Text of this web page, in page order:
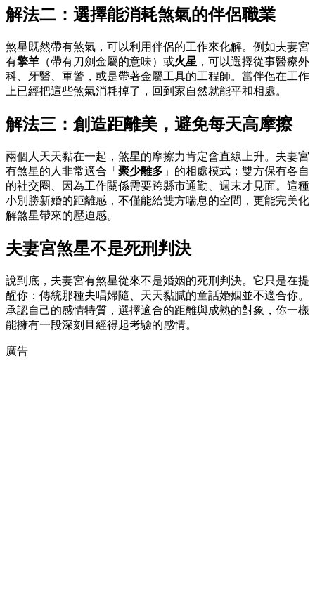
解法二：選擇能消耗煞氣的伴侶職業
煞星既然帶有煞氣，可以利用伴侶的工作來化解。例如夫妻宮
有擎羊 （帶有刀劍金屬的意味）或火星 ，可以選擇從事醫療外
科、牙醫、軍警，或是帶著金屬工具的工程師。當伴侶在工作
上已經把這些煞氣消耗掉了，回到家自然就能平和相處。
解法三：創造距離美，避免每天高摩擦
兩個人天天黏在一起，煞星的摩擦力肯定會直線上升。夫妻宮
有煞星的人非常適合「 聚少離多 」的相處模式：雙方保有各自
的社交圈、因為工作關係需要跨縣市通勤、週末才見面。這種
小別勝新婚的距離感，不僅能給雙方喘息的空間，更能完美化
解煞星帶來的壓迫感。
夫妻宮煞星不是死刑判決
說到底，夫妻宮有煞星從來不是婚姻的死刑判決。它只是在提
醒你：傳統那種夫唱婦隨、天天黏膩的童話婚姻並不適合你。
承認自己的感情特質，選擇適合的距離與成熟的對象，你一樣
能擁有一段深刻且經得起考驗的感情。
廣告